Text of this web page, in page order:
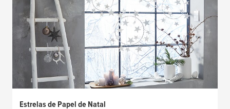
Estrelas de Papel de Natal